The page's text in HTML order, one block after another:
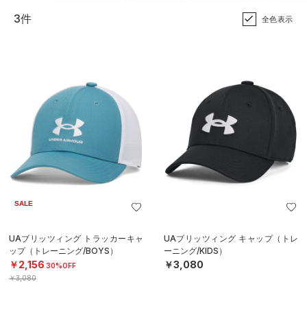
3件 全色表示
SALE
UAブリッツィング トラッカーキャ
ップ（トレーニング/BOYS）
￥2,156 30%OFF
￥3,080
UAブリッツィング キャップ（トレ
ーニング/KIDS）
￥3,080